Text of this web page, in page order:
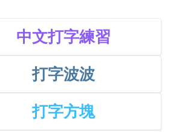
中文打字練習
打字波波
打字方塊